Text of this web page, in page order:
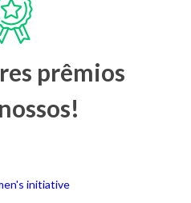
prêmios